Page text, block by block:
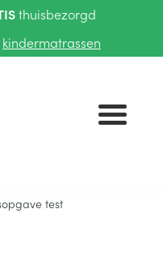
thuisbezorgd
kindermatrassen
test